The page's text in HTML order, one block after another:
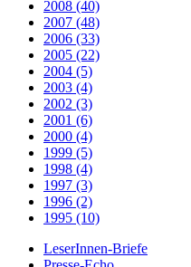
2008 (40)
2007 (48)
2006 (33)
2005 (22)
2004 (5)
2003 (4)
2002 (3)
2001 (6)
2000 (4)
1999 (5)
1998 (4)
1997 (3)
1996 (2)
1995 (10)
LeserInnen-Briefe